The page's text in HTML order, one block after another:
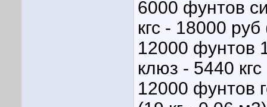
6000 фунтов
кгс - 18000
12000 фунтов
клюз - 5440
12000 фунтов